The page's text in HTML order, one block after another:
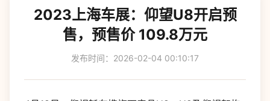
2023上海车展：仰望U8开启预
售，预售价 109.8万元
发布时间：2026-02-04 00:10:17